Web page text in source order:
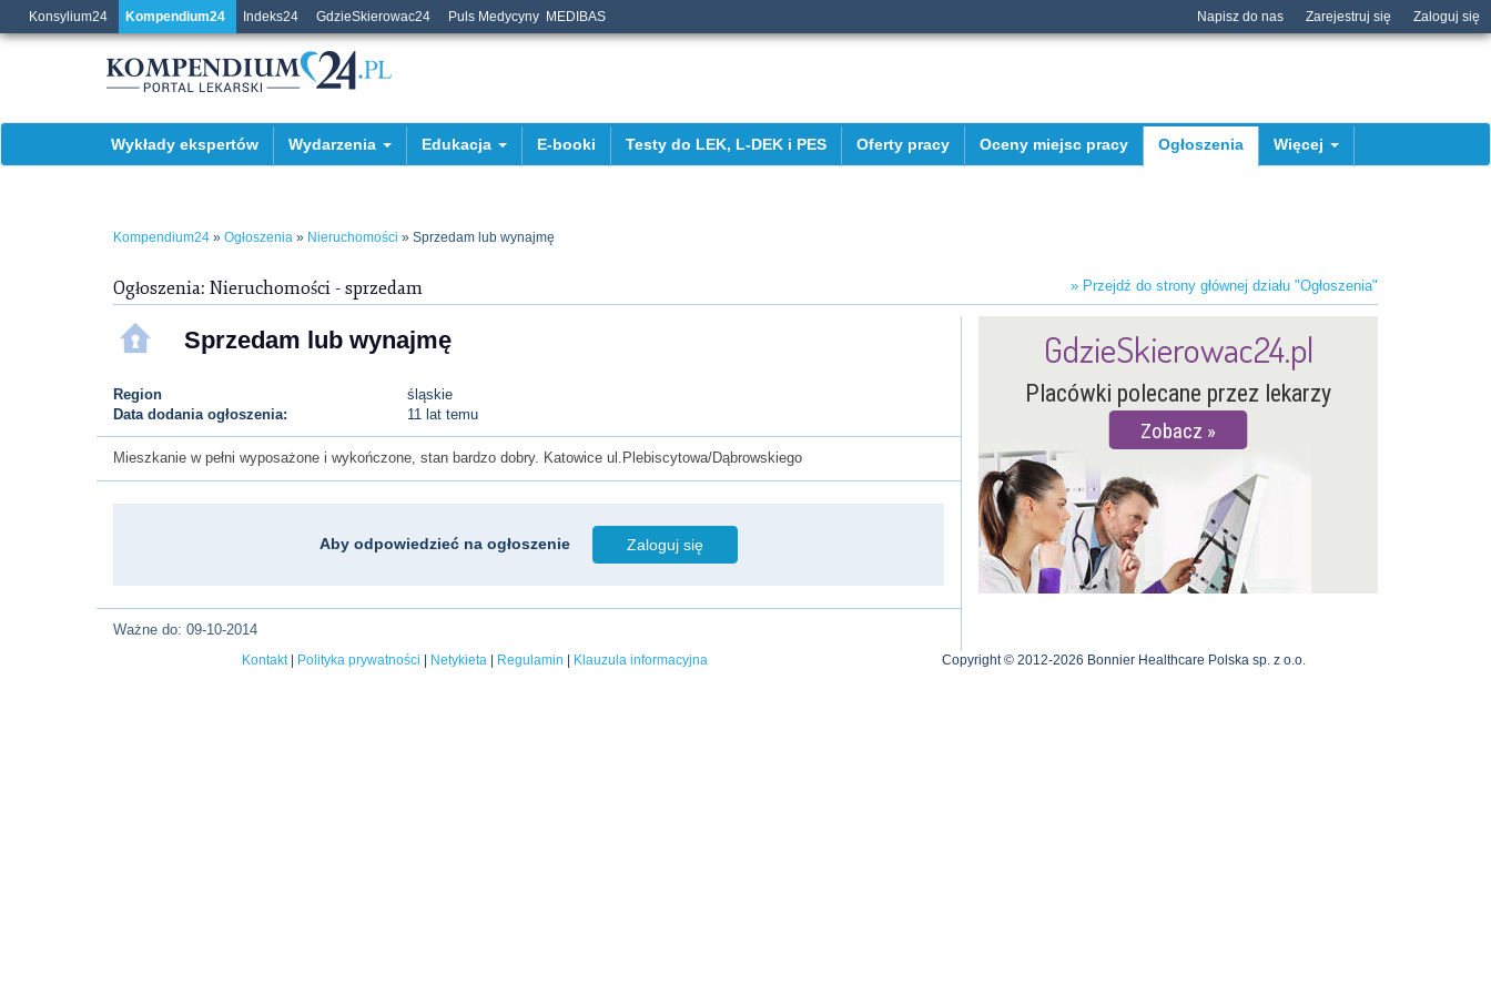
Konsylium24 Kompendium24 Indeks24 GdzieSkierowac24 Puls Medycyny MEDIBAS Napisz do nas Zarejestruj się Zaloguj się
Wykłady ekspertów Wydarzenia Edukacja E-booki Testy do LEK, L-DEK i PES Oferty pracy Oceny miejsc pracy Ogłoszenia Więcej
Kompendium24 » Ogłoszenia » Nieruchomości » Sprzedam lub wynajmę
Ogłoszenia: Nieruchomości - sprzedam » Przejdź do strony głównej działu "Ogłoszenia"
Sprzedam lub wynajmę
Region
śląskie
Data dodania ogłoszenia:
11 lat temu
Mieszkanie w pełni wyposażone i wykończone, stan bardzo dobry. Katowice ul.Plebiscytowa/Dąbrowskiego
Aby odpowiedzieć na ogłoszenie Zaloguj się
Ważne do: 09-10-2014
Placówki polecane przez lekarzy
Zobacz
GdzieSkierowac24.pl
Kontakt| Polityka prywatności Netykieta Regulamin Klauzula informacyjna Copyright © 2012-2026 Bonnier Healthcare Polska sp. z o.o.